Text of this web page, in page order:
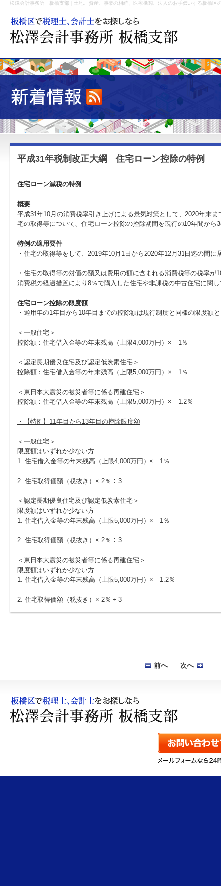
松澤会計事務所 板橋支部｜土地、資産、事業の相続、医療機関、法人のお手伝いする板橋区
平成31年税制改正大綱 住宅ローン控除の特例
住宅ローン減税の特例
概要
平成31年10月の消費税率引き上げによる景気対策として、2020年末
宅の取得等について、住宅ローン控除の控除期間を現行の10年間から
特例の適用要件
・住宅の取得等をして、2019年10月1日から2020年12月31日迄の間に
・住宅の取得等の対価の額又は費用の額に含まれる消費税等の税率が
消費税の経過措置により8％で購入した住宅や非課税の中古住宅に関
住宅ローン控除の限度額
・適用年の1年目から10年目までの控除額は現行制度と同様の限度額
＜一般住宅＞
控除額：住宅借入金等の年末残高（上限4,000万円）× 1％
＜認定長期優良住宅及び認定低炭素住宅＞
控除額：住宅借入金等の年末残高（上限5,000万円）× 1％
＜東日本大震災の被災者等に係る再建住宅＞
控除額：住宅借入金等の年末残高（上限5,000万円）× 1.2％
・【特例】11年目から13年目の控除限度額
＜一般住宅＞
限度額はいずれか少ない方
1. 住宅借入金等の年末残高（上限4,000万円）× 1％
2. 住宅取得価額（税抜き）× 2％ ÷ 3
＜認定長期優良住宅及び認定低炭素住宅＞
限度額はいずれか少ない方
1. 住宅借入金等の年末残高（上限5,000万円）× 1％
2. 住宅取得価額（税抜き）× 2％ ÷ 3
＜東日本大震災の被災者等に係る再建住宅＞
限度額はいずれか少ない方
1. 住宅借入金等の年末残高（上限5,000万円）× 1.2％
2. 住宅取得価額（税抜き）× 2％ ÷ 3
前へ 次へ